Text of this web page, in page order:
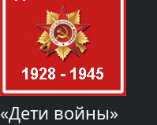
«Дети войны»